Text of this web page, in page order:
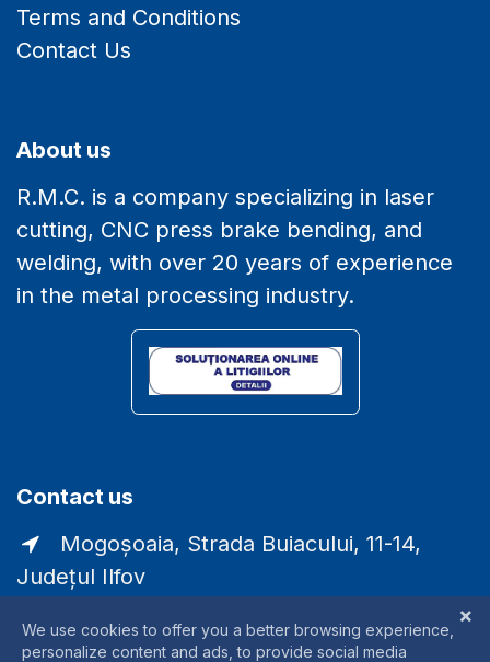
Terms and Conditions
Contact Us
About us
R.M.C. is a company specializing in laser
cutting, CNC press brake bending, and
welding, with over 20 years of experience
in the metal processing industry.
Contact us
Mogoșoaia, Strada Buiacului, 11-14,
Județul Ilfov
0721338790